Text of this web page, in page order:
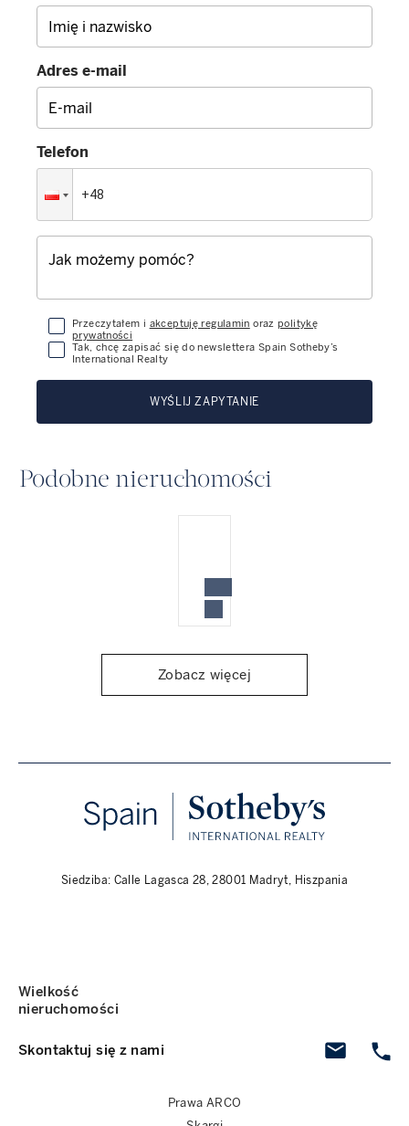
Adres e-mail
Telefon
Przeczytałem i akceptuję regulamin oraz politykę
prywatności
Tak, chcę zapisać się do newslettera Spain Sotheby’s
International Realty
WYŚLIJ ZAPYTANIE
Podobne nieruchomości
Zobacz więcej
Siedziba: Calle Lagasca 28, 28001 Madryt, Hiszpania
Skontaktuj się z nami
Wielkość
nieruchomości
Prawa ARCO